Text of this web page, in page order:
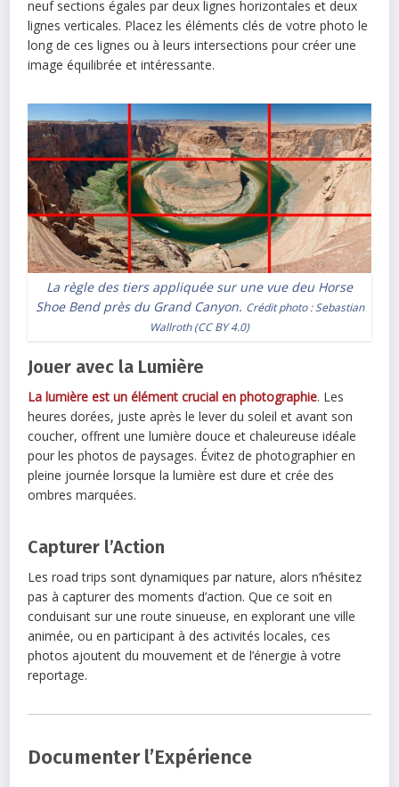
neuf sections égales par deux lignes horizontales et deux
lignes verticales. Placez les éléments clés de votre photo le
long de ces lignes ou à leurs intersections pour créer une
image équilibrée et intéressante.
La règle des tiers appliquée sur une vue deu Horse
Shoe Bend près du Grand Canyon. Crédit photo :Sebastian
Wallroth(CC BY 4.0)
Jouer avec la Lumière
La lumière est un élément crucial en photographie. Les
heures dorées, juste après le lever du soleil et avant son
coucher, offrent une lumière douce et chaleureuse idéale
pour les photos de paysages. Évitez de photographier en
pleine journée lorsque la lumière est dure et crée des
ombres marquées.
Capturer l’Action
Les road trips sont dynamiques par nature, alors n’hésitez
pas à capturer des moments d’action. Que ce soit en
conduisant sur une route sinueuse, en explorant une ville
animée, ou en participant à des activités locales, ces
photos ajoutent du mouvement et de l’énergie à votre
reportage.
Documenter l’Expérience